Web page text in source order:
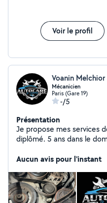
Voir le profil
Voanin
Mécanicien
Paris (Gare 19)
-/5
Présentation
Je propose mes services
diplômé. 5 ans dans le domaine et beaucoup d
Aucun avis pour l'instant